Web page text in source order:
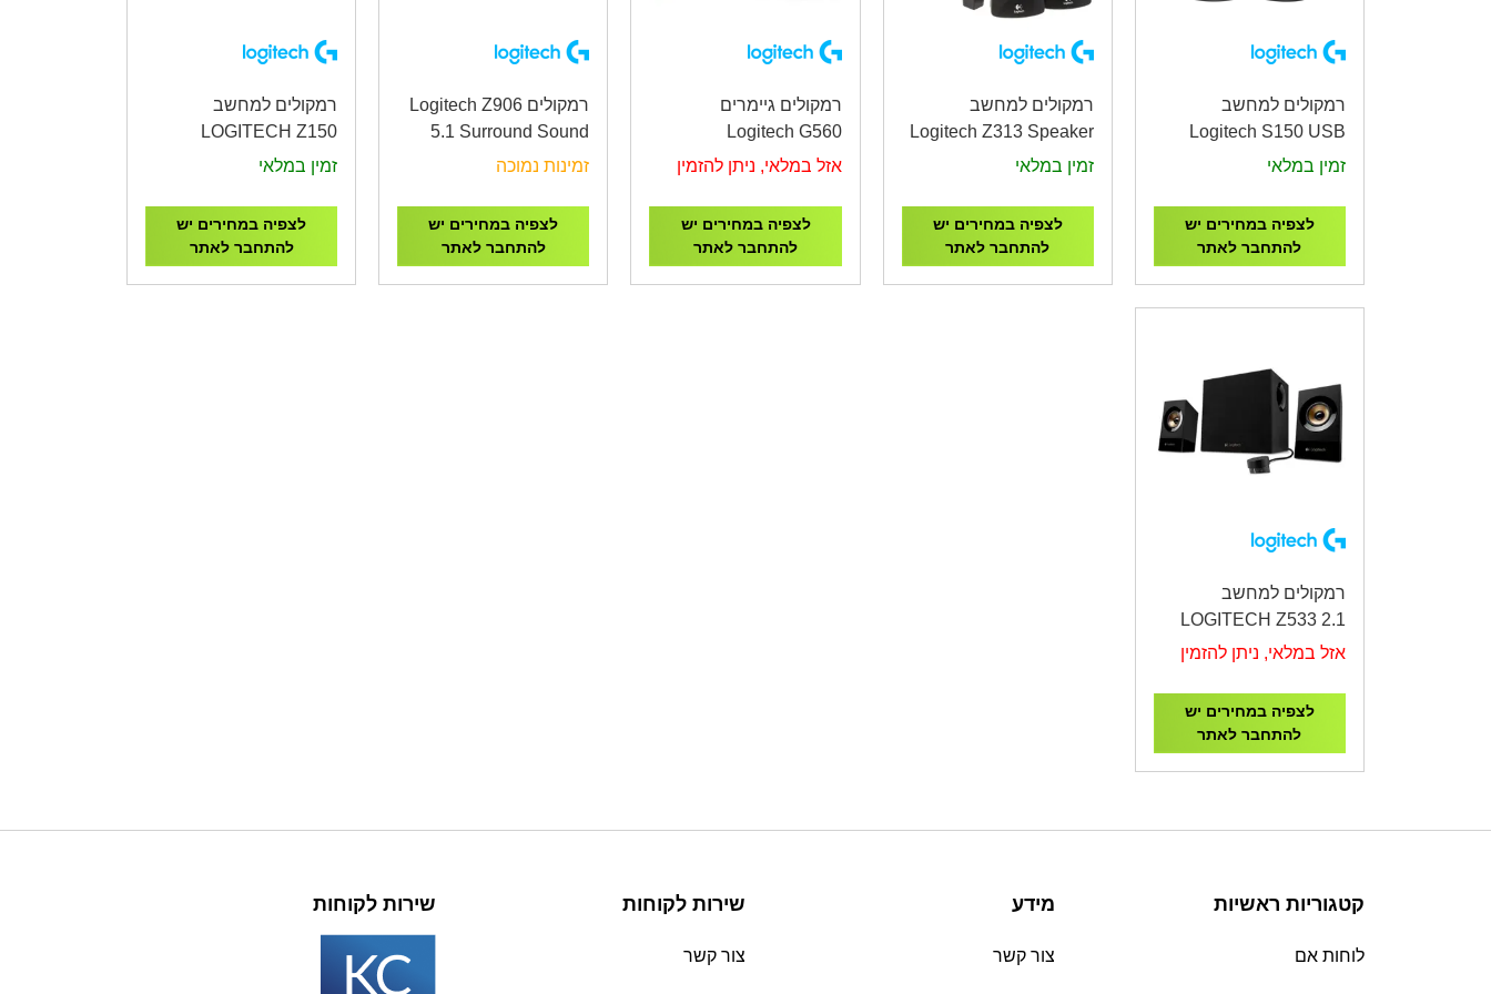
רמקולים למחשב
Logitech S150 USB
Stereo Speakers
זמין במלאי
לצפיה במחירים יש
להתחבר לאתר
רמקולים למחשב
Logitech Z313 Speaker
System with Subwoofer
זמין במלאי
לצפיה במחירים יש
להתחבר לאתר
רמקולים גיימרים
Logitech G560
LIGHTSYNC PC
אזל במלאי, ניתן להזמין
לצפיה במחירים יש
להתחבר לאתר
רמקולים Logitech Z906
5.1 Surround Sound
Speaker System
זמינות נמוכה
לצפיה במחירים יש
להתחבר לאתר
רמקולים למחשב
LOGITECH Z150
BLACK
זמין במלאי
לצפיה במחירים יש
להתחבר לאתר
רמקולים למחשב
LOGITECH Z533 2.1
Speaker
אזל במלאי, ניתן להזמין
לצפיה במחירים יש
להתחבר לאתר
קטגוריות ראשיות
לוחות אם
מידע
צור קשר
שירות לקוחות
צור קשר
שירות לקוחות